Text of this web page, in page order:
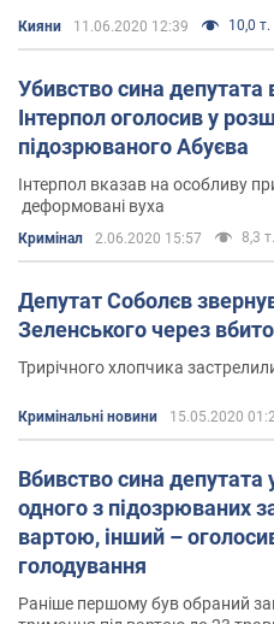
З лютого до червня 2015
організацій агробізнесу
біоресурсів і
З 2015 року став депутатом
від партії "Блок Петра
Соцмережі
Сторінка Facebook
https://www.facebook.com/
Родина
Двічі розлучений. Друга
екс-наречена Миколи
сенатора та
Шпігеля.
Зараз одружений із Інною
в 2016 році народився
1 грудня 2019 року.
Кияни 11.06.2020 12:39 10,0 т.
Убивство сина депутата
Інтерпол оголосив у
підозрюваного Абуєва
Інтерпол вказав на особливу
деформовані вуха
Кримінал 2.06.2020 15:57 8,3 т.
Депутат Соболєв
Зеленського через
Трирічного хлопчика
Кримінальні новини 15.05.2020
Вбивство сина депутата
одного з підозрюваних
вартою, інший –
голодування
Раніше першому був обраний